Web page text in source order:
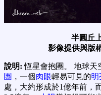
半圓丘
影像提供與版
說明:恆星會抱團。 地球天
團 ，一個肉眼輕易可見的明
處，大約形成於1億年前，